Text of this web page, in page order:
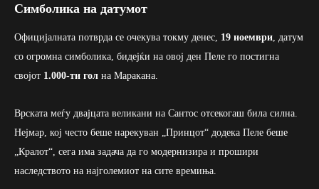
Симболика на датумот
Официјалната потврда се очекува токму денес, 19 ноември , датум
со огромна симболика, бидејќи на овој ден Пеле го постигна
својот 1.000-ти гол на Маракана.
Врската меѓу двајцата великани на Сантос отсекогаш била силна.
Нејмар, кој често беше нарекуван „Принцот“ додека Пеле беше
„Кралот“, сега има задача да го модернизира и прошири
наследството на најголемиот на сите времиња.